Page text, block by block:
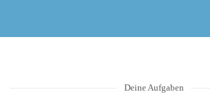
Deine Aufgaben